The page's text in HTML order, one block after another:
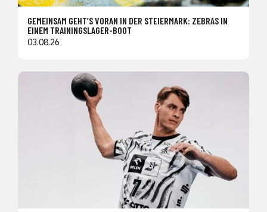
GEMEINSAM GEHT’S VORAN IN DER STEIERMARK: ZEBRAS IN
EINEM TRAININGSLAGER-BOOT
03.08.26